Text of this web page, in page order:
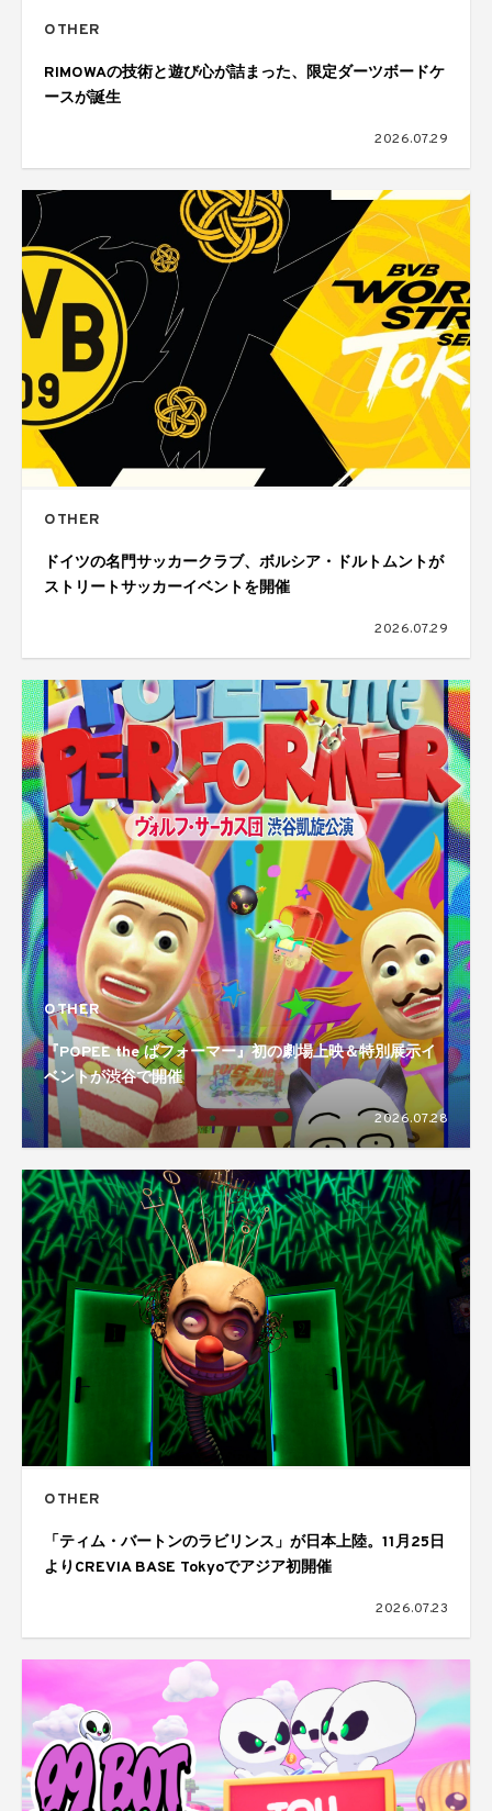
OTHER
RIMOWAの技術と遊び心が詰まった、限定ダーツボードケ
ースが誕生
2026.07.29
OTHER
ドイツの名門サッカークラブ、ボルシア・ドルトムントが
ストリートサッカーイベントを開催
2026.07.29
OTHER
『POPEE the ぱフォーマー』初の劇場上映＆特別展示イ
ベントが渋谷で開催
2026.07.28
OTHER
「ティム・バートンのラビリンス」が日本上陸。11月25日
よりCREVIA BASE Tokyoでアジア初開催
2026.07.23